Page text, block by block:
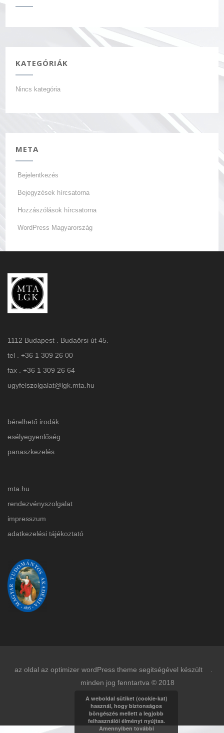
KATEGÓRIÁK
Nincs kategória
META
Bejelentkezés
Bejegyzések hírcsatorna
Hozzászólások hírcsatorna
WordPress Magyarország
1112 Budapest . Budaörsi út 45.
tel . +36 1 309 26 00
fax . +36 1 309 26 64
ugyfelszolgalat@lgk.mta.hu
bérelhető irodák
esélyegyenlőség
panaszkezelés
mta.hu
rendezvényszolgalat
impresszum
adatkezelési tájékoztató
az oldal az optimizer wordPress theme segitségével készült .
minden jog fenntartva © 2018
A weboldal sütiket (cookie-kat)
használ, hogy biztonságos
böngészés mellett a legjobb
felhasználói élményt nyújtsa.
Amennyiben további